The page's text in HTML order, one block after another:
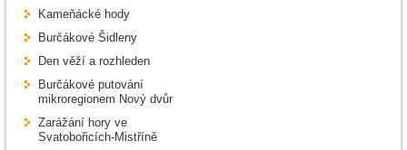
Kameňácké hody
Burčákové Šidleny
Den věží a rozhleden
Burčákové putování
mikroregionem Nový dvůr
Zarážání hory ve
Svatobořicích-Mistříně